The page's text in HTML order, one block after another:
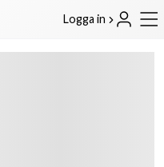
Logga in